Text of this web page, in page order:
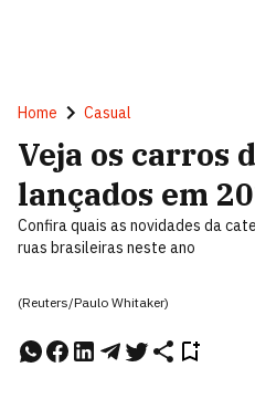
Home Casual
Veja os carros
lançados em
Confira quais as novidades da
ruas brasileiras neste ano
(Reuters/Paulo Whitaker)